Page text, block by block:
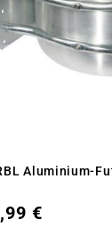
Aluminium-
€